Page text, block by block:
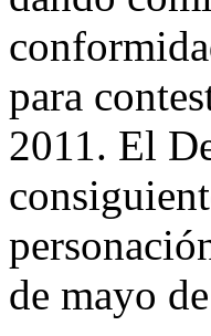
para
2011. El
de mayo